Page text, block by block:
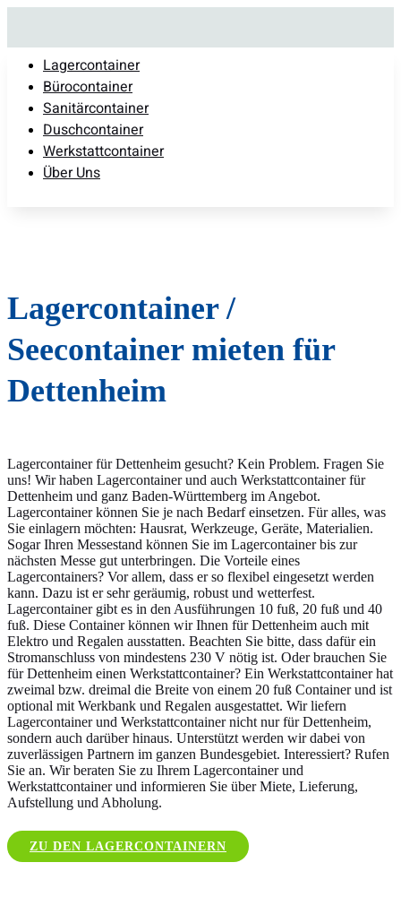
Lagercontainer
Bürocontainer
Sanitärcontainer
Duschcontainer
Werkstattcontainer
Über Uns
Lagercontainer /
Seecontainer mieten für
Dettenheim
Lagercontainer für Dettenheim gesucht? Kein Problem. Fragen Sie
uns! Wir haben Lagercontainer und auch Werkstattcontainer für
Dettenheim und ganz Baden-Württemberg im Angebot.
Lagercontainer können Sie je nach Bedarf einsetzen. Für alles, was
Sie einlagern möchten: Hausrat, Werkzeuge, Geräte, Materialien.
Sogar Ihren Messestand können Sie im Lagercontainer bis zur
nächsten Messe gut unterbringen. Die Vorteile eines
Lagercontainers? Vor allem, dass er so flexibel eingesetzt werden
kann. Dazu ist er sehr geräumig, robust und wetterfest.
Lagercontainer gibt es in den Ausführungen 10 fuß, 20 fuß und 40
fuß. Diese Container können wir Ihnen für Dettenheim auch mit
Elektro und Regalen ausstatten. Beachten Sie bitte, dass dafür ein
Stromanschluss von mindestens 230 V nötig ist. Oder brauchen Sie
für Dettenheim einen Werkstattcontainer? Ein Werkstattcontainer hat
zweimal bzw. dreimal die Breite von einem 20 fuß Container und ist
optional mit Werkbank und Regalen ausgestattet. Wir liefern
Lagercontainer und Werkstattcontainer nicht nur für Dettenheim,
sondern auch darüber hinaus. Unterstützt werden wir dabei von
zuverlässigen Partnern im ganzen Bundesgebiet. Interessiert? Rufen
Sie an. Wir beraten Sie zu Ihrem Lagercontainer und
Werkstattcontainer und informieren Sie über Miete, Lieferung,
Aufstellung und Abholung.
ZU DEN LAGERCONTAINERN